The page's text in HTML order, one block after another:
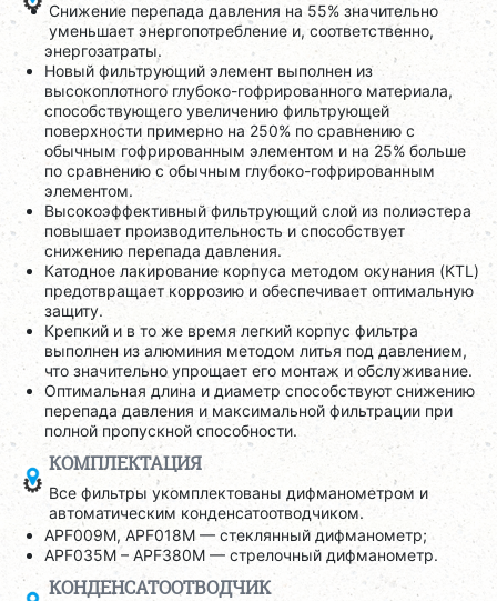
Снижение перепада давления на 55% значительно
уменьшает энергопотребление и, соответственно,
энергозатраты.
Новый фильтрующий элемент выполнен из
высокоплотного глубоко-гофрированного материала,
способствующего увеличению фильтрующей
поверхности примерно на 250% по сравнению с
обычным гофрированным элементом и на 25% больше
по сравнению с обычным глубоко-гофрированным
элементом.
Высокоэффективный фильтрующий слой из полиэстера
повышает производительность и способствует
снижению перепада давления.
Катодное лакирование корпуса методом окунания (KTL)
предотвращает коррозию и обеспечивает оптимальную
защиту.
Крепкий и в то же время легкий корпус фильтра
выполнен из алюминия методом литья под давлением,
что значительно упрощает его монтаж и обслуживание.
Оптимальная длина и диаметр способствуют снижению
перепада давления и максимальной фильтрации при
полной пропускной способности.
КОМПЛЕКТАЦИЯ
Все фильтры укомплектованы дифманометром и
автоматическим конденсатоотводчиком.
APF009M, APF018M — стеклянный дифманометр;
APF035M – APF380M — стрелочный дифманометр.
КОНДЕНСАТООТВОДЧИК